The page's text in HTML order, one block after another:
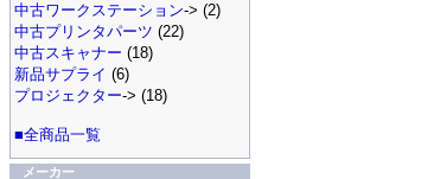
中古ワークステーション-> (2)
中古プリンタパーツ (22)
中古スキャナー (18)
新品サプライ (6)
プロジェクター-> (18)
■全商品一覧
メーカー